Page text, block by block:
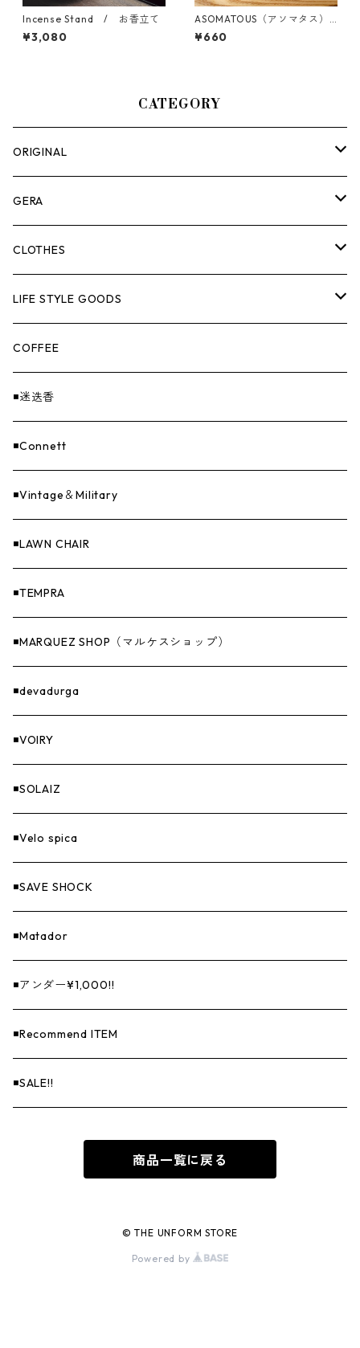
Incense Stand / お香立て
¥3,080
ASOMATOUS（アソマタス）
「A∀＋」カッティングステッ
カー マットブラック
¥660
CATEGORY
ORIGINAL
ASOMATOUS
HANGBURGER（ハングバーガー）
EX-GATE（エクスゲート）
Others（その他）
COLLABORATION
UNITIUM.
THE UNFORM STORE オリジナル
GERA
ランタン＆ライト
クッカー＆カトラリー
バーナー
焚火
寝具
ファニチャー
収納
ナイフ＆アックス
燃料
GOODS
CLOTHES
TOPS
PANTS
CAP
GOODS
バンダナ＆手ぬぐい
LIFE STYLE GOODS
ステッカー
COFFEE
◾️迷迭香
◾️Connett
◾️Vintage＆Military
◾️LAWN CHAIR
◾️TEMPRA
◾️MARQUEZ SHOP（マルケスショップ）
◾️devadurga
◾️VOIRY
◾️SOLAIZ
◾️Velo spica
◾️SAVE SHOCK
◾️Matador
◾️アンダー¥1,000!!
◾️Recommend ITEM
◾️SALE!!
商品一覧に戻る
© THE UNFORM STORE
Powered by